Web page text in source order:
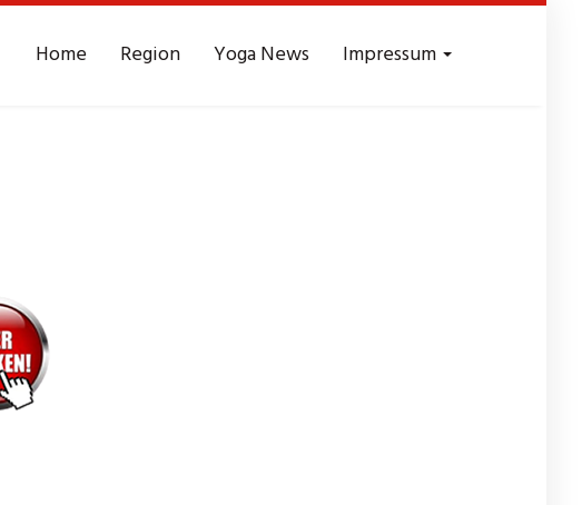
Home Region Yoga News Impressum